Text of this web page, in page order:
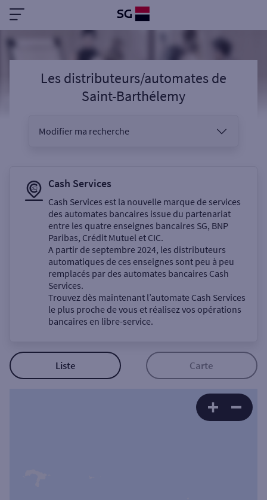
Les distributeurs/automatesde
Saint-Barthélemy
Modifier ma recherche
Sélectionnez votre recherche
Un service
Autour de moi
Cash Services
Cash Services est la nouvelle marque de services
des automates bancaires issue du partenariat
entre les quatre enseignes bancaires SG, BNP
Paribas, Crédit Mutuel et CIC.
A partir de septembre 2024, les distributeurs
automatiques de ces enseignes sont peu à peu
remplacés par des automates bancaires Cash
Services.
Trouvez dès maintenant l’automate Cash Services
le plus proche de vous et réalisez vos opérations
bancaires en libre-service.
Liste Carte